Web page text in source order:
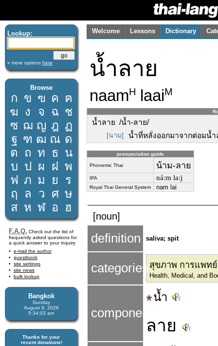
Lookup:
» more options here
Browse
ก ข ฃ ค ฅ
ฆ ง จ ฉ ช
ซ ฌ ญ ฎ ฏ
ฐ ฑ ฒ ณ ด
ต ถ ท ธ น
บ ป ผ ฝ พ
ฟ ภ ม ย
ร
ฤ
ล ว ศ ษ
ส ห ฬ อ ฮ
F.A.Q. Check out the list of
frequently asked questions for
a quick answer to your inquiry
e-mail the author
guestbook
site settings
site news
bulk lookup
Bangkok
Sunday
August 9, 2026
5:34:03 am
Thanks for your
recent donations!
Welcome Lessons Dictionary
น้ำลาย
naamH laaiM
น้ำลาย /น้ำ-ลาย/
[นาม] น้ำที่หลั่งออกมาจากต่อมน้ำ
pronunciation guide
Phonemic Thai น้าม-ลาย
IPA náːm laːj
Royal Thai General System nam lai
[noun]
definition saliva; spit
categories สุขภาพ การแพทย์
Health, Medical, and
components
น้ำ
ลาย